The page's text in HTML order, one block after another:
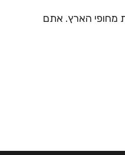
מחופי הארץ. אתם